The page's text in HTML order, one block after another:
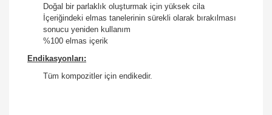
Doğal bir parlaklık oluşturmak için yüksek cila
İçeriğindeki elmas tanelerinin sürekli olarak bırakılması
sonucu yeniden kullanım
%100 elmas içerik
Endikasyonları:
Tüm kompozitler için endikedir.